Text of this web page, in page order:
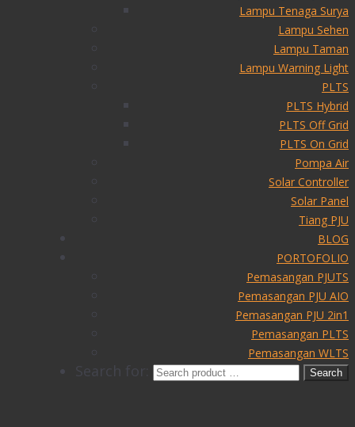
Lampu Tenaga Surya
Lampu Sehen
Lampu Taman
Lampu Warning Light
PLTS
PLTS Hybrid
PLTS Off Grid
PLTS On Grid
Pompa Air
Solar Controller
Solar Panel
Tiang PJU
BLOG
PORTOFOLIO
Pemasangan PJUTS
Pemasangan PJU AIO
Pemasangan PJU 2in1
Pemasangan PLTS
Pemasangan WLTS
Search for: